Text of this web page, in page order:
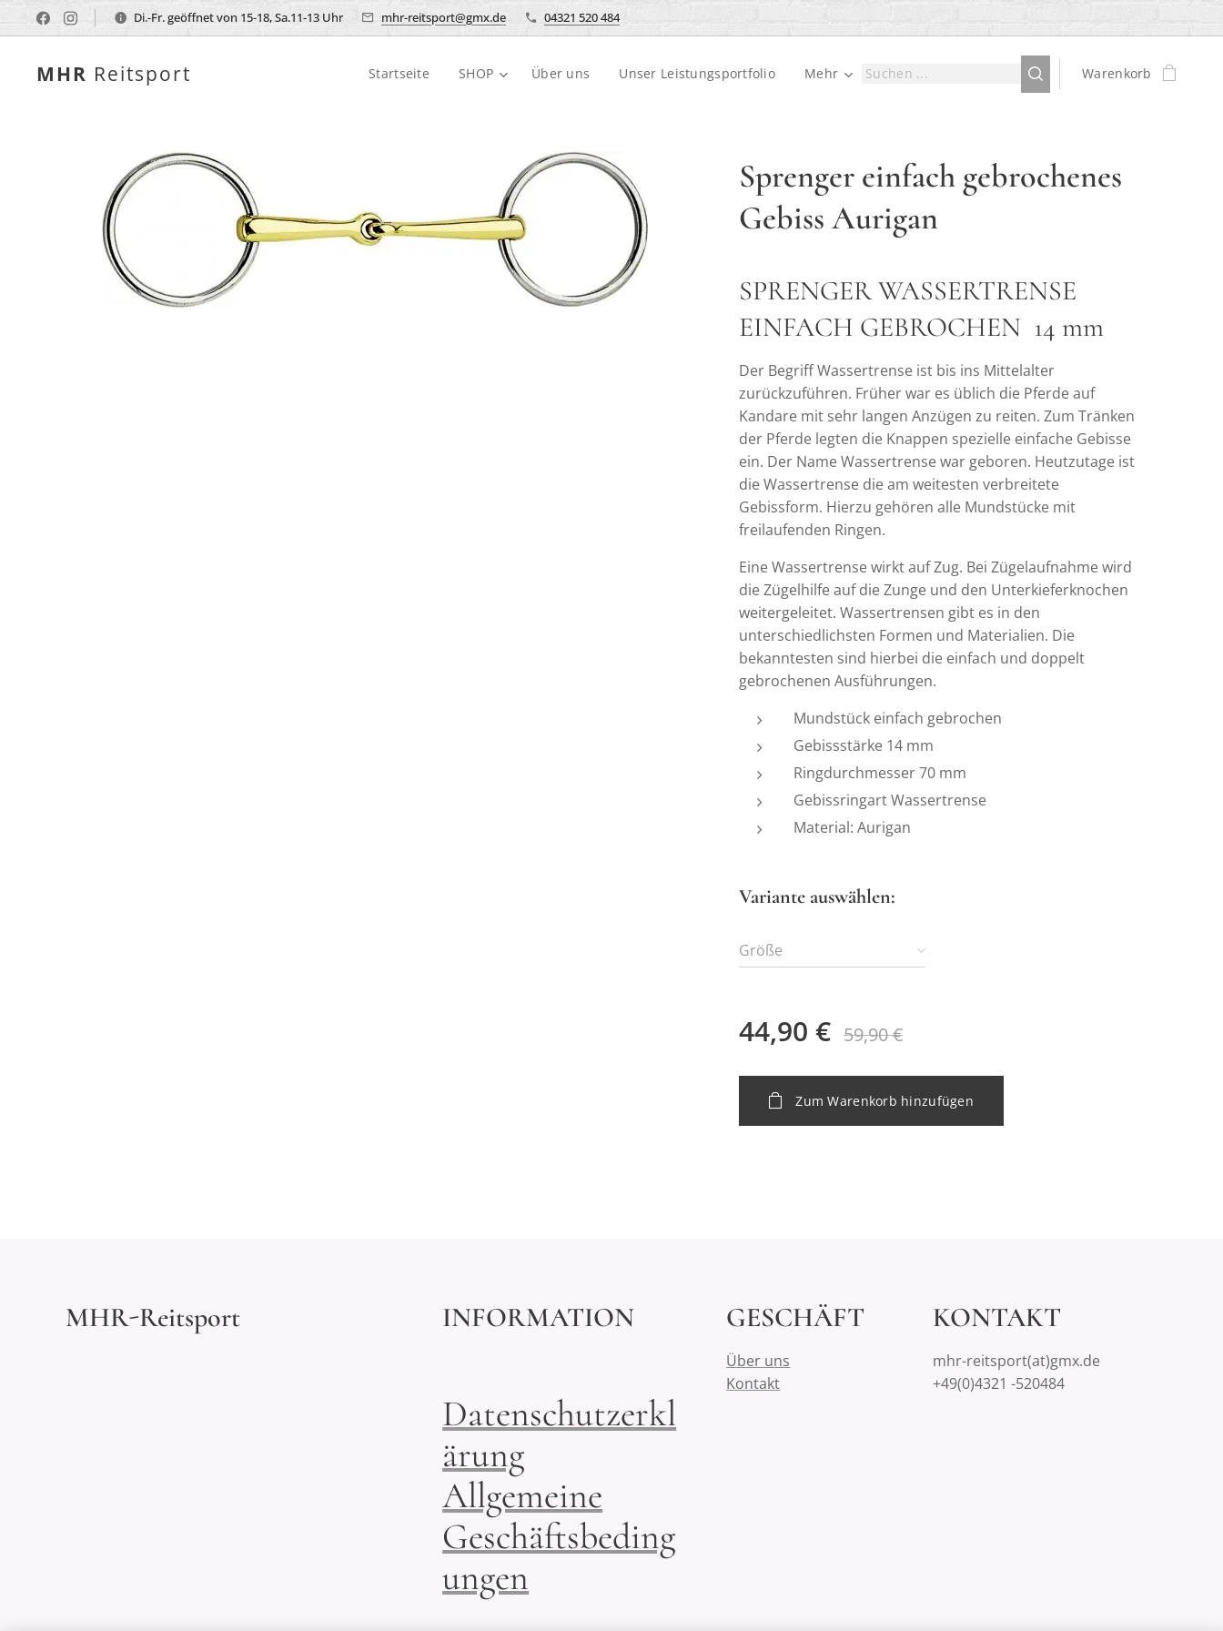
Di.-Fr. geöffnet von 15-18, Sa.11-13 Uhr mhr-reitsport@gmx.de 04321 520 484
MHR Reitsport Startseite SHOP Über uns Unser Leistungsportfolio Mehr Warenkorb
Sprenger einfach gebrochenes
Gebiss Aurigan
SPRENGER WASSERTRENSE
EINFACH GEBROCHEN 14 mm
Der Begriff Wassertrense ist bis ins Mittelalter
zurückzuführen. Früher war es üblich die Pferde auf
Kandare mit sehr langen Anzügen zu reiten. Zum Tränken
der Pferde legten die Knappen spezielle einfache Gebisse
ein. Der Name Wassertrense war geboren. Heutzutage ist
die Wassertrense die am weitesten verbreitete
Gebissform. Hierzu gehören alle Mundstücke mit
freilaufenden Ringen.
Eine Wassertrense wirkt auf Zug. Bei Zügelaufnahme wird
die Zügelhilfe auf die Zunge und den Unterkieferknochen
weitergeleitet. Wassertrensen gibt es in den
unterschiedlichsten Formen und Materialien. Die
bekanntesten sind hierbei die einfach und doppelt
gebrochenen Ausführungen.
Mundstück einfach gebrochen
Gebissstärke 14 mm
Ringdurchmesser 70 mm
Gebissringart Wassertrense
Material: Aurigan
Variante auswählen:
Größe
44,90 € 59,90€
Zum Warenkorb hinzufügen
MHR-Reitsport INFORMATION
Datenschutzerkl
ärung
Allgemeine
Geschäftsbeding
ungen
GESCHÄFT
Über uns
Kontakt
KONTAKT
mhr-reitsport(at)gmx.de
+49(0)4321 -520484